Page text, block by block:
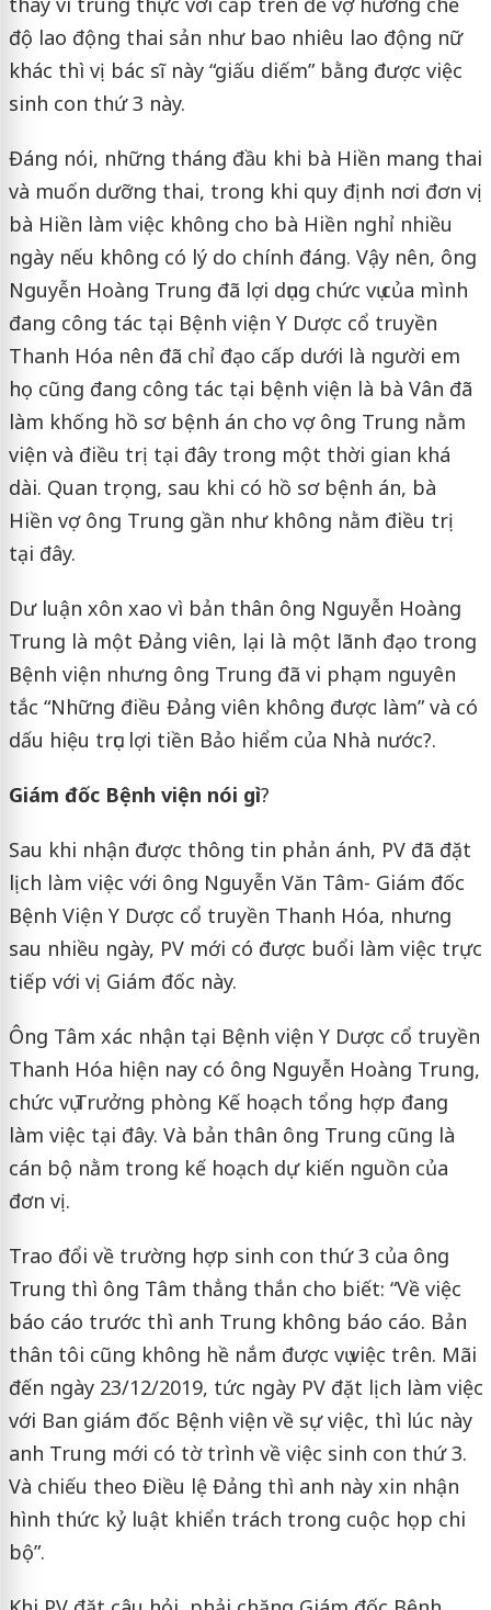
độ lao động thai sản như bao nhiêu lao động nữ
khác thì vị bác sĩ này “giấu diếm” bằng được việc
sinh con thứ 3 này.
Đáng nói, những tháng đầu khi bà Hiền mang thai
và muốn dưỡng thai, trong khi quy định nơi đơn vị
bà Hiền làm việc không cho bà Hiền nghỉ nhiều
ngày nếu không có lý do chính đáng. Vậy nên, ông
Nguyễn Hoàng Trung đã lợi dụng chức vụ của mình
đang công tác tại Bệnh viện Y Dược cổ truyền
Thanh Hóa nên đã chỉ đạo cấp dưới là người em
họ cũng đang công tác tại bệnh viện là bà Vân đã
làm khống hồ sơ bệnh án cho vợ ông Trung nằm
viện và điều trị tại đây trong một thời gian khá
dài. Quan trọng, sau khi có hồ sơ bệnh án, bà
Hiền vợ ông Trung gần như không nằm điều trị
tại đây.
Dư luận xôn xao vì bản thân ông Nguyễn Hoàng
Trung là một Đảng viên, lại là một lãnh đạo trong
Bệnh viện nhưng ông Trung đã vi phạm nguyên
tắc “Những điều Đảng viên không được làm” và có
dấu hiệu trục lợi tiền Bảo hiểm của Nhà nước?.
Giám đốc Bệnh viện nói gì?
Sau khi nhận được thông tin phản ánh, PV đã đặt
lịch làm việc với ông Nguyễn Văn Tâm- Giám đốc
Bệnh Viện Y Dược cổ truyền Thanh Hóa, nhưng
sau nhiều ngày, PV mới có được buổi làm việc trực
tiếp với vị Giám đốc này.
Ông Tâm xác nhận tại Bệnh viện Y Dược cổ truyền
Thanh Hóa hiện nay có ông Nguyễn Hoàng Trung,
chức vụ Trưởng phòng Kế hoạch tổng hợp đang
làm việc tại đây. Và bản thân ông Trung cũng là
cán bộ nằm trong kế hoạch dự kiến nguồn của
đơn vị.
Trao đổi về trường hợp sinh con thứ 3 của ông
Trung thì ông Tâm thẳng thắn cho biết: “Về việc
báo cáo trước thì anh Trung không báo cáo. Bản
thân tôi cũng không hề nắm được vụ việc trên. Mãi
đến ngày 23/12/2019, tức ngày PV đặt lịch làm việc
với Ban giám đốc Bệnh viện về sự việc, thì lúc này
anh Trung mới có tờ trình về việc sinh con thứ 3.
Và chiếu theo Điều lệ Đảng thì anh này xin nhận
hình thức kỷ luật khiển trách trong cuộc họp chi
bộ”.